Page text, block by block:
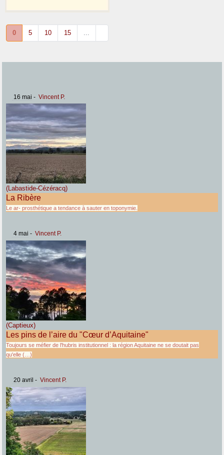
0 5 10 15 ...
16 mai - Vincent P.
(Labastide-Cézéracq)
La Ribère
Le ar- prosthétique a tendance à sauter en toponymie.
4 mai - Vincent P.
(Captieux)
Les pins de l’aire du "Cœur d’Aquitaine"
Toujours se méfier de l'hubris institutionnel : la région Aquitaine ne se doutait pas
qu'elle (…)
20 avril - Vincent P.